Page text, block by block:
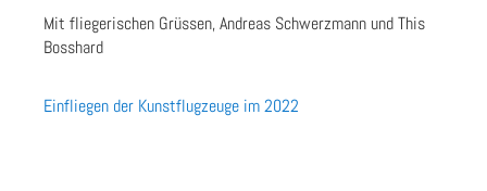
Mit fliegerischen Grüssen, Andreas Schwerzmann und This
Bosshard
Einfliegen der Kunstflugzeuge im 2022